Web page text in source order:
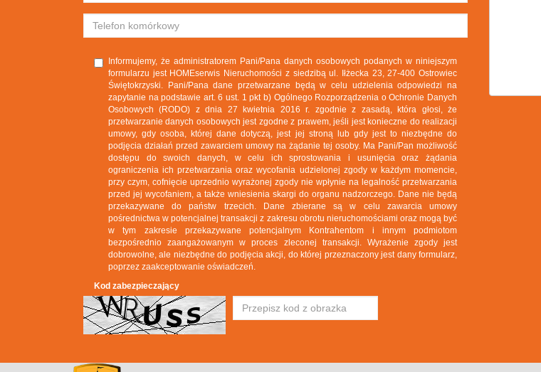
Informujemy, że administratorem Pani/Pana danych osobowych podanych w niniejszym
formularzu jest HOMEserwis Nieruchomości z siedzibą ul. Iłżecka 23, 27-400 Ostrowiec
Świętokrzyski. Pani/Pana dane przetwarzane będą w celu udzielenia odpowiedzi na
zapytanie na podstawie art. 6 ust. 1 pkt b) Ogólnego Rozporządzenia o Ochronie Danych
Osobowych (RODO) z dnia 27 kwietnia 2016 r. zgodnie z zasadą, która głosi, że
przetwarzanie danych osobowych jest zgodne z prawem, jeśli jest konieczne do realizacji
umowy, gdy osoba, której dane dotyczą, jest jej stroną lub gdy jest to niezbędne do
podjęcia działań przed zawarciem umowy na żądanie tej osoby. Ma Pani/Pan możliwość
dostępu do swoich danych, w celu ich sprostowania i usunięcia oraz żądania
ograniczenia ich przetwarzania oraz wycofania udzielonej zgody w każdym momencie,
przy czym, cofnięcie uprzednio wyrażonej zgody nie wpłynie na legalność przetwarzania
przed jej wycofaniem, a także wniesienia skargi do organu nadzorczego. Dane nie będą
przekazywane do państw trzecich. Dane zbierane są w celu zawarcia umowy
pośrednictwa w potencjalnej transakcji z zakresu obrotu nieruchomościami oraz mogą być
w tym zakresie przekazywane potencjalnym Kontrahentom i innym podmiotom
bezpośrednio zaangażowanym w proces zleconej transakcji. Wyrażenie zgody jest
dobrowolne, ale niezbędne do podjęcia akcji, do której przeznaczony jest dany formularz,
poprzez zaakceptowanie oświadczeń.
Kod zabezpieczający